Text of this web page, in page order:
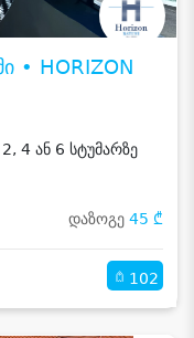
• HORIZON
4 ან 6 სტუმარზე
დაზოგე 45 ₾
102